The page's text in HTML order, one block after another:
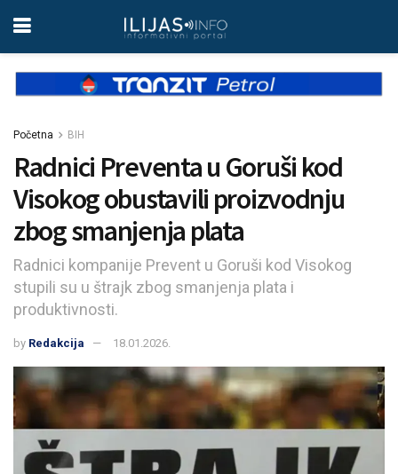
Početna BIH
Radnici Preventa u Goruši kod
Visokog obustavili proizvodnju
zbog smanjenja plata
Radnici kompanije Prevent u Goruši kod Visokog
stupili su u štrajk zbog smanjenja plata i
produktivnosti.
by Redakcija 18.01.2026.